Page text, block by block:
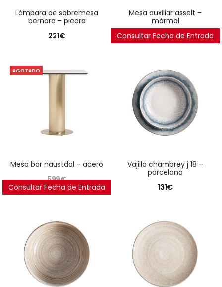
lámpara de sobremesa
bernara – piedra
221€
mesa auxiliar asselt –
mármol
462€
Consultar Fecha de Entrada
AGOTADO
mesa bar naustdal – acero
599€
Consultar Fecha de Entrada
vajilla chambrey j 18 –
porcelana
131€